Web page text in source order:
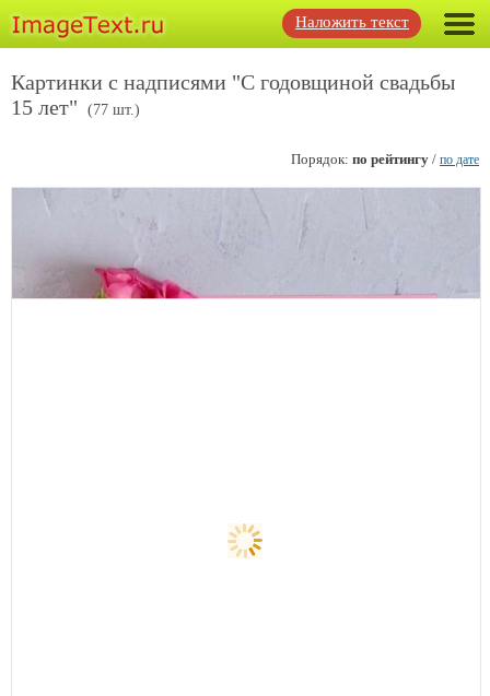
Наложить текст
Картинки с надписями "С годовщиной свадьбы
15 лет"
(77 шт.)
Порядок: по рейтингу / по дате